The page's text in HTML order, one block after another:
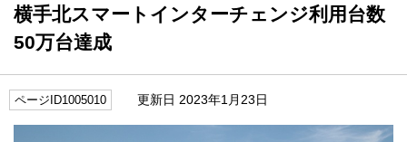
横手北スマートインターチェンジ利用台数
50万台達成
ページID1005010 更新日 2023年1月23日